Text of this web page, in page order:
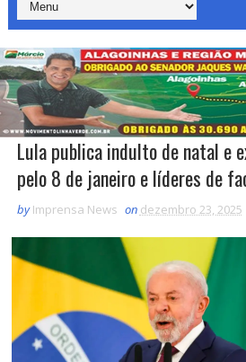
Lula publica indulto de natal e
pelo 8 de janeiro e líderes de
by Imprensa News on dezembro 23, 2025